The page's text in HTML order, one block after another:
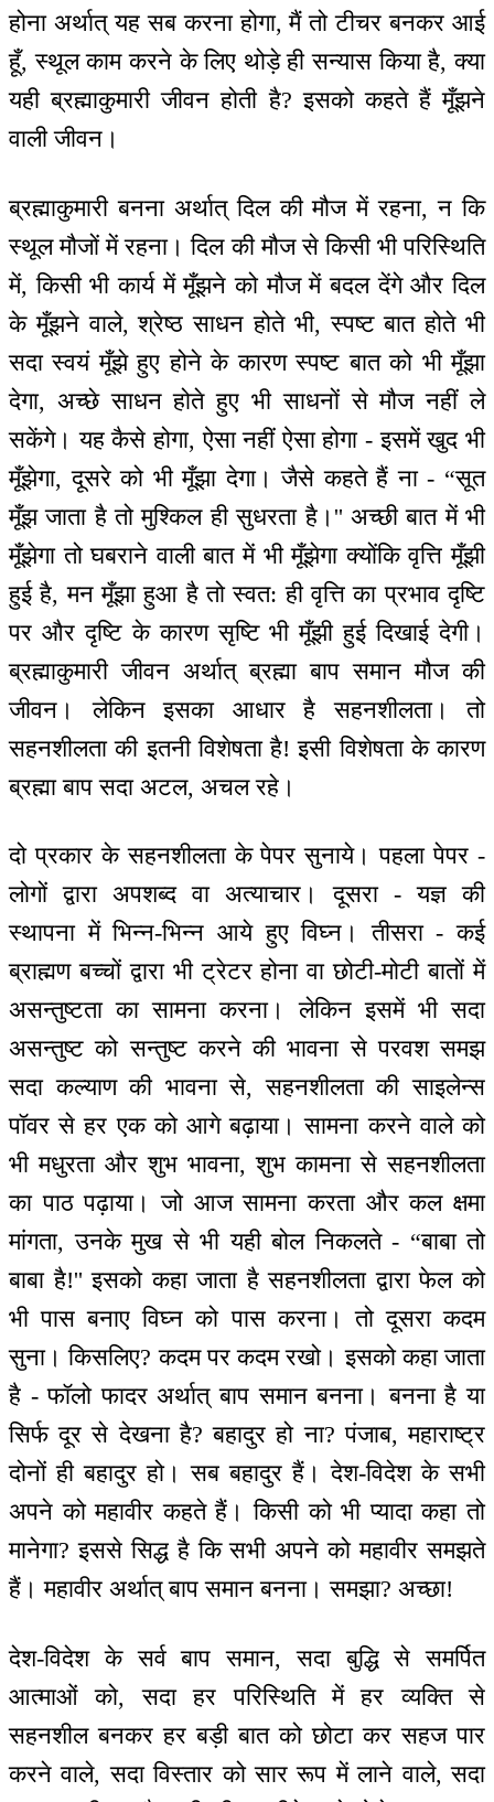
होना अर्थात् यह सब करना होगा, मैं तो टीचर बनकर आई
हूँ, स्थूल काम करने के लिए थोड़े ही सन्यास किया है, क्या
यही ब्रह्माकुमारी जीवन होती है? इसको कहते हैं मूँझने
वाली जीवन।
ब्रह्माकुमारी बनना अर्थात् दिल की मौज में रहना, न कि
स्थूल मौजों में रहना। दिल की मौज से किसी भी परिस्थिति
में, किसी भी कार्य में मूँझने को मौज में बदल देंगे और दिल
के मूँझने वाले, श्रेष्ठ साधन होते भी, स्पष्ट बात होते भी
सदा स्वयं मूँझे हुए होने के कारण स्पष्ट बात को भी मूँझा
देगा, अच्छे साधन होते हुए भी साधनों से मौज नहीं ले
सकेंगे। यह कैसे होगा, ऐसा नहीं ऐसा होगा - इसमें खुद भी
मूँझेगा, दूसरे को भी मूँझा देगा। जैसे कहते हैं ना - “सूत
मूँझ जाता है तो मुश्किल ही सुधरता है।'' अच्छी बात में भी
मूँझेगा तो घबराने वाली बात में भी मूँझेगा क्योंकि वृत्ति मूँझी
हुई है, मन मूँझा हुआ है तो स्वत: ही वृत्ति का प्रभाव दृष्टि
पर और दृष्टि के कारण सृष्टि भी मूँझी हुई दिखाई देगी।
ब्रह्माकुमारी जीवन अर्थात् ब्रह्मा बाप समान मौज की
जीवन। लेकिन इसका आधार है सहनशीलता। तो
सहनशीलता की इतनी विशेषता है! इसी विशेषता के कारण
ब्रह्मा बाप सदा अटल, अचल रहे।
दो प्रकार के सहनशीलता के पेपर सुनाये। पहला पेपर -
लोगों द्वारा अपशब्द वा अत्याचार। दूसरा - यज्ञ की
स्थापना में भिन्न-भिन्न आये हुए विघ्न। तीसरा - कई
ब्राह्मण बच्चों द्वारा भी ट्रेटर होना वा छोटी-मोटी बातों में
असन्तुष्टता का सामना करना। लेकिन इसमें भी सदा
असन्तुष्ट को सन्तुष्ट करने की भावना से परवश समझ
सदा कल्याण की भावना से, सहनशीलता की साइलेन्स
पॉवर से हर एक को आगे बढ़ाया। सामना करने वाले को
भी मधुरता और शुभ भावना, शुभ कामना से सहनशीलता
का पाठ पढ़ाया। जो आज सामना करता और कल क्षमा
मांगता, उनके मुख से भी यही बोल निकलते - “बाबा तो
बाबा है!'' इसको कहा जाता है सहनशीलता द्वारा फेल को
भी पास बनाए विघ्न को पास करना। तो दूसरा कदम
सुना। किसलिए? कदम पर कदम रखो। इसको कहा जाता
है - फॉलो फादर अर्थात् बाप समान बनना। बनना है या
सिर्फ दूर से देखना है? बहादुर हो ना? पंजाब, महाराष्ट्र
दोनों ही बहादुर हो। सब बहादुर हैं। देश-विदेश के सभी
अपने को महावीर कहते हैं। किसी को भी प्यादा कहा तो
मानेगा? इससे सिद्ध है कि सभी अपने को महावीर समझते
हैं। महावीर अर्थात् बाप समान बनना। समझा? अच्छा!
देश-विदेश के सर्व बाप समान, सदा बुद्धि से समर्पित
आत्माओं को, सदा हर परिस्थिति में हर व्यक्ति से
सहनशील बनकर हर बड़ी बात को छोटा कर सहज पार
करने वाले, सदा विस्तार को सार रूप में लाने वाले, सदा